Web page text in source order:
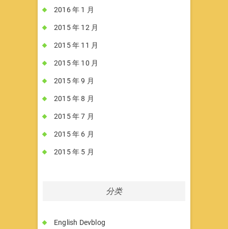
2016 年 1 月
2015 年 12 月
2015 年 11 月
2015 年 10 月
2015 年 9 月
2015 年 8 月
2015 年 7 月
2015 年 6 月
2015 年 5 月
分类
English Devblog